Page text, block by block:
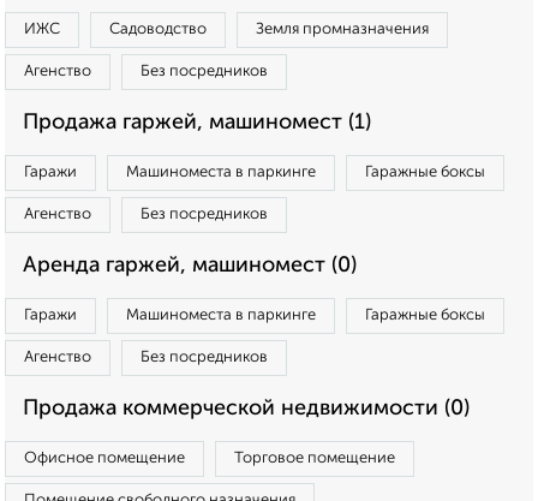
ИЖС Садоводство Земля промназначения
Агенство Без посредников
Продажа гаржей, машиномест (1)
Гаражи Машиноместа в паркинге Гаражные боксы
Агенство Без посредников
Аренда гаржей, машиномест (0)
Гаражи Машиноместа в паркинге Гаражные боксы
Агенство Без посредников
Продажа коммерческой недвижимости (0)
Офисное помещение Торговое помещение